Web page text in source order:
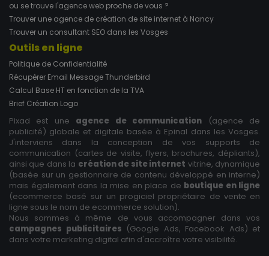
ou se trouve l'agence web proche de vous ?
Trouver une agence de création de site internet à Nancy
Trouver un consultant SEO dans les Vosges
Outils en ligne
Politique de Confidentialité
Récupérer Email Message Thunderbird
Calcul Base HT en fonction de la TVA
Brief Création Logo
Pixad est une agence de communication (agence de
publicité) globale et digitale basée à Epinal dans les Vosges.
J'interviens dans la conception de vos supports de
communication (cartes de visite, flyers, brochures, dépliants),
ainsi que dans la création de site internet vitrine, dynamique
(basée sur un gestionnaire de contenu développé en interne)
mais également dans la mise en place de boutique en ligne
(ecommerce basé sur un progiciel propriétaire de vente en
ligne sous le nom de ecommerce solution).
Nous sommes à même de vous accompagner dans vos
campagnes publicitaires (Google Ads, Facebook Ads) et
dans votre marketing digital afin d'accroître votre visibilité.